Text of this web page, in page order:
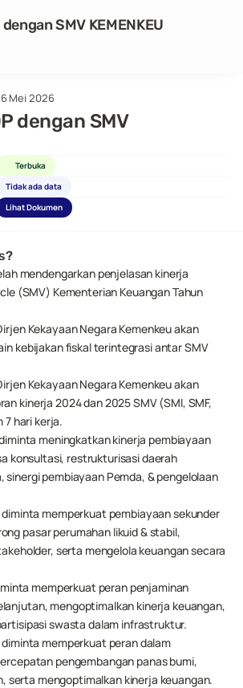
Mei 2026
dengan SMV
Terbuka
Tidak ada data
Lihat Dokumen
mendengarkan penjelasan kinerja
(SMV) Kementerian Keuangan Tahun
Kekayaan Negara Kemenkeu akan
kebijakan fiskal terintegrasi antar SMV
Kekayaan Negara Kemenkeu akan
kinerja 2024 dan 2025 SMV (SMI, SMF,
7 hari kerja.
meningkatkan kinerja pembiayaan
konsultasi, restrukturisasi daerah
pembiayaan Pemda, & pengelolaan
diminta memperkuat pembiayaan sekunder
pasar perumahan likuid & stabil,
serta mengelola keuangan secara
memperkuat peran penjaminan
mengoptimalkan kinerja keuangan,
swasta dalam infrastruktur.
diminta memperkuat peran dalam
pengembangan panas bumi,
serta mengoptimalkan kinerja keuangan.
SMV KEMENKEU